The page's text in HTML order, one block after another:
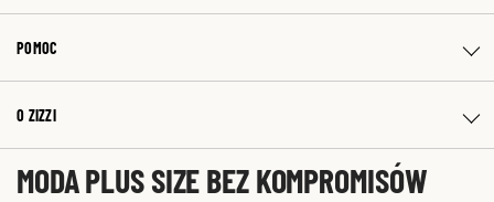
POMOC
O ZIZZI
MODA PLUS SIZE BEZ KOMPROMISÓW